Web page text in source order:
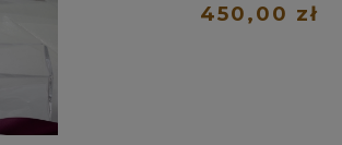
450,00 zł